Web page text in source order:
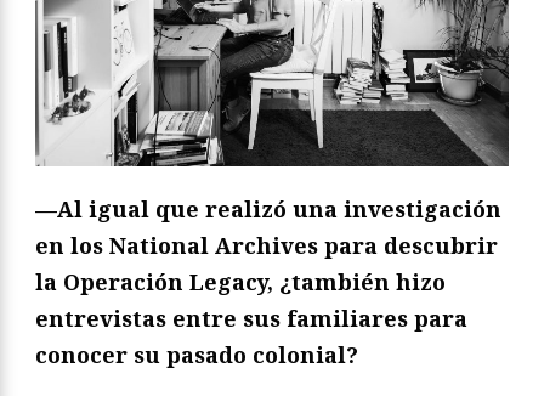
—Al igual que realizó una investigación
en los National Archives para descubrir
la Operación Legacy, ¿también hizo
entrevistas entre sus familiares para
conocer su pasado colonial?